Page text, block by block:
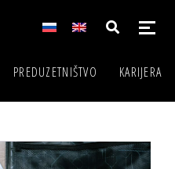
PREDUZETNIŠTVO KARIJERA